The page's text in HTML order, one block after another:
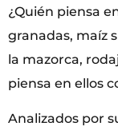
¿Quién piensa
granadas, maíz
la mazorca,
piensa en ellos
Analizados por